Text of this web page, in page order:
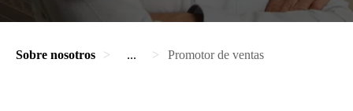
Sobre nosotros ... Promotor de ventas